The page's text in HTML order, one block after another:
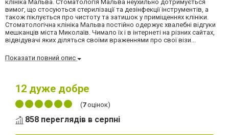
клініка Мальва. Стоматологія Мальва неухильно дотримується
вимог, що стосуються стерилізації та дезінфекції інструментів, а
також піклується про чистоту та затишок у приміщеннях клініки.
Стоматологічна клініка Мальва постійно одержує хвалебні відгуки
мешканців міста Миколаїв. Чимало їх і в інтернеті на різних сайтах,
відвідувачі яких діляться своїми враженнями про свої візи...
Показати повний опис
12 дуже добре
(7оцінок)
858 переглядів в серпні